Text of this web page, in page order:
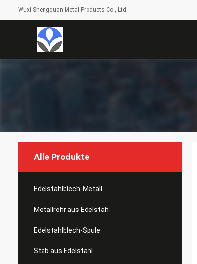
Wuxi Shengquan Metal Products Co., Ltd.
Alle Produkte
Edelstahlblech-Metall
Metallrohr aus Edelstahl
Edelstahlblech-Spule
Stab aus Edelstahl